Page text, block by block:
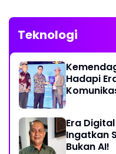
Teknologi
Hadapi
Era
Ingatkan
Bukan AI!